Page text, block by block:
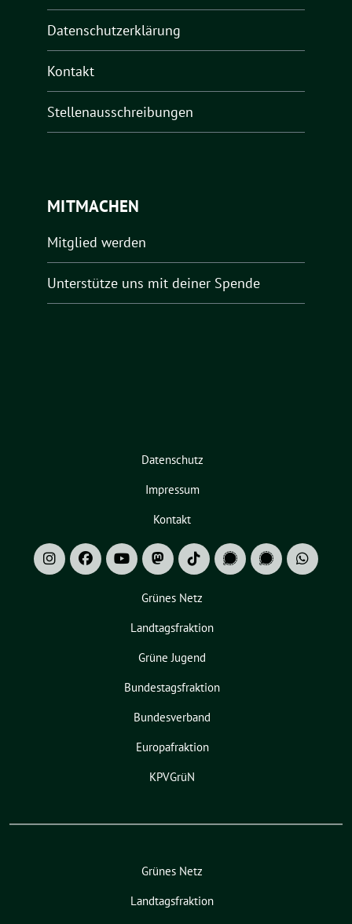
Datenschutzerklärung
Kontakt
Stellenausschreibungen
MITMACHEN
Mitglied werden
Unterstütze uns mit deiner Spende
Datenschutz
Impressum
Kontakt
Grünes Netz
Landtagsfraktion
Grüne Jugend
Bundestagsfraktion
Bundesverband
Europafraktion
KPVGrüN
Grünes Netz
Landtagsfraktion